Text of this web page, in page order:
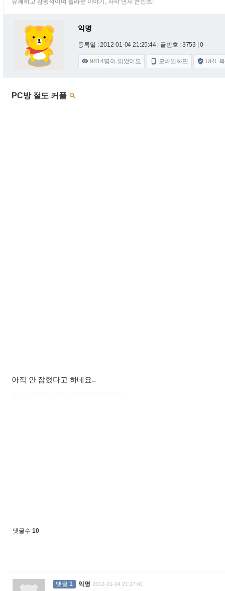
유쾌하고 감동적이며 놀라운 이야기, 자작 연재 콘텐츠!
익명
등록일 : 2012-01-04 21:25:44 | 글번호 : 3753 | 0
 9814명이 읽었어요  모바일화면  URL
PC방 절도 커플 
아직 안 잡혔다고 하네요..
댓글수 10
댓글 1 익명 2012-01-04 21:27:41